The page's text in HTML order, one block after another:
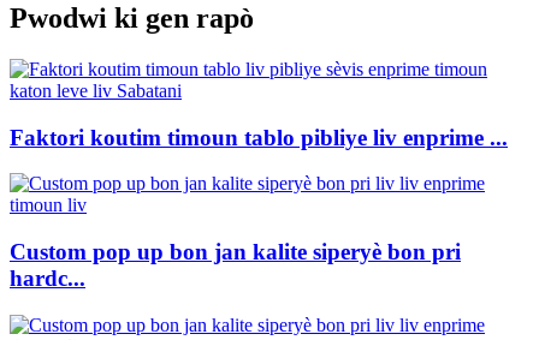
Pwodwi ki gen rapò
Faktori koutim timoun tablo pibliye liv enprime ...
Custom pop up bon jan kalite siperyè bon pri
hardc...